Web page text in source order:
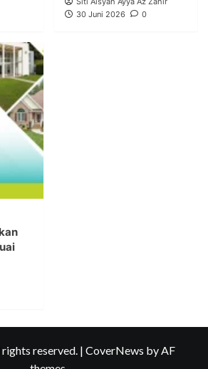
30 Juni 2026
0
reserved. | CoverNews by AF